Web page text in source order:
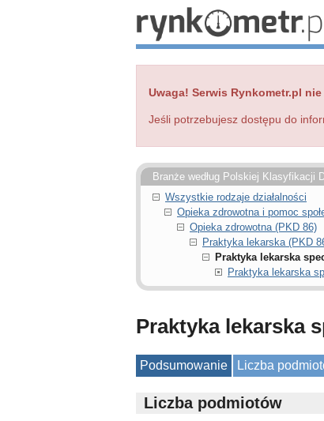
Uwaga! Serwis Rynkometr.pl
Jeśli potrzebujesz dostępu do
Branże według Polskiej Klasyfikacji
Wszystkie rodzaje działalności
Opieka zdrowotna i pomoc
Opieka zdrowotna (PKD 86)
Praktyka lekarska (PKD
Praktyka lekarska
Praktyka lekarska
Praktyka lekarska
Podsumowanie Liczba
Liczba podmiotów